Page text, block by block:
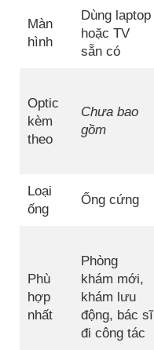
Màn
hình
Dùng laptop
hoặc TV
sẵn có
Optic
kèm
theo
Chưa bao
gồm
Loại
ống
Ống cứng
Phù
hợp
nhất
Phòng
khám mới,
khám lưu
động, bác sĩ
đi công tác